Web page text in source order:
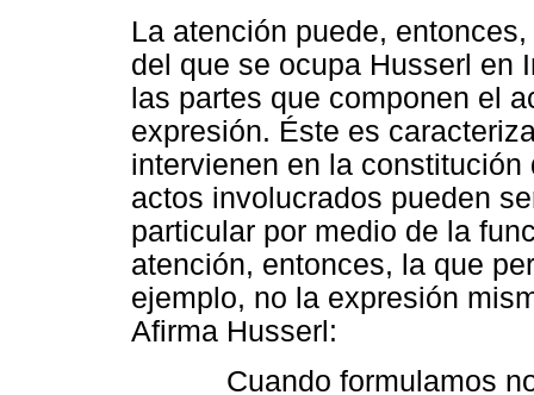
La atención puede,
del que se ocupa Husserl en
las partes que componen el
expresión. Éste es
intervienen en la
actos involucrados pueden
particular por medio de la
atención, entonces, la que
ejemplo, no la expresión
Afirma Husserl:
Cuando formulamos